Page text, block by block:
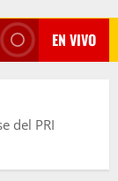
EN VIVO
del PRI